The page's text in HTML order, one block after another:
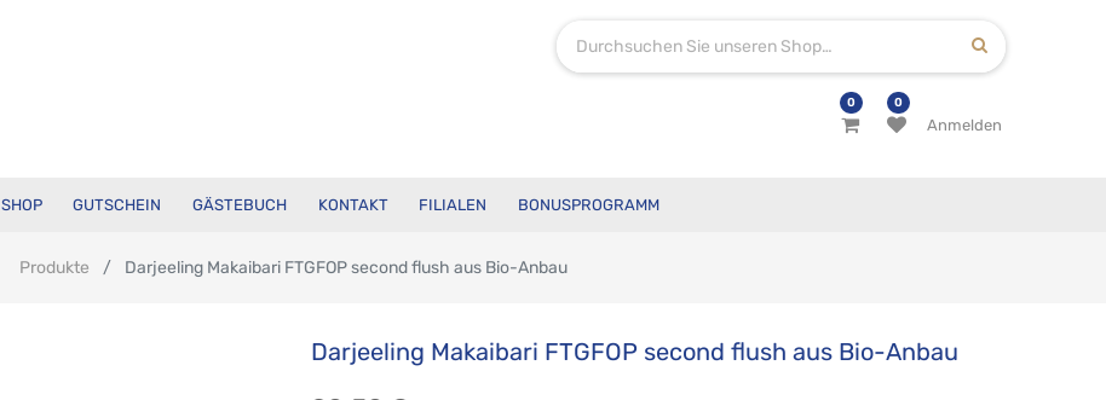
0 0
Anmelden
SHOP GUTSCHEIN GÄSTEBUCH KONTAKT FILIALEN BONUSPROGRAMM
Produkte Darjeeling Makaibari FTGFOP second flush aus Bio-Anbau
Darjeeling Makaibari FTGFOP second flush aus Bio-Anbau